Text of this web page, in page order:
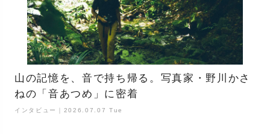
山の記憶を、音で持ち帰る。写真家・野川かさ
ねの「音あつめ」に密着
インタビュー｜2026.07.07 Tue